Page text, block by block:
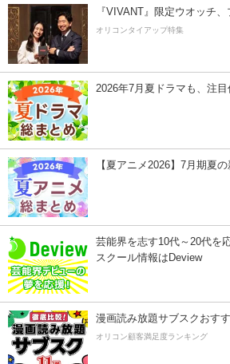
『VIVANT』限定ウオッチ
オリコンタイアップ特集
2026年7月夏ドラマも、注
【夏アニメ2026】7月期夏
芸能界を志す10代～20代を
スクール情報はDeview
漫画読み放題サブスクおす
オリコン顧客満足度ランキング